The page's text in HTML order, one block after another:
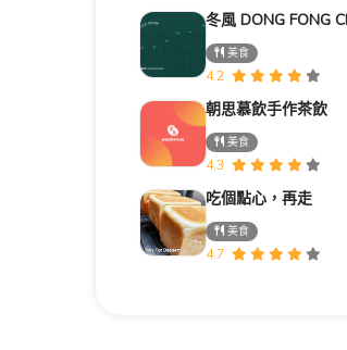
美食
4.2
朝思慕飲手作茶飲
美食
4.3
吃個點心，再走
美食
4.7